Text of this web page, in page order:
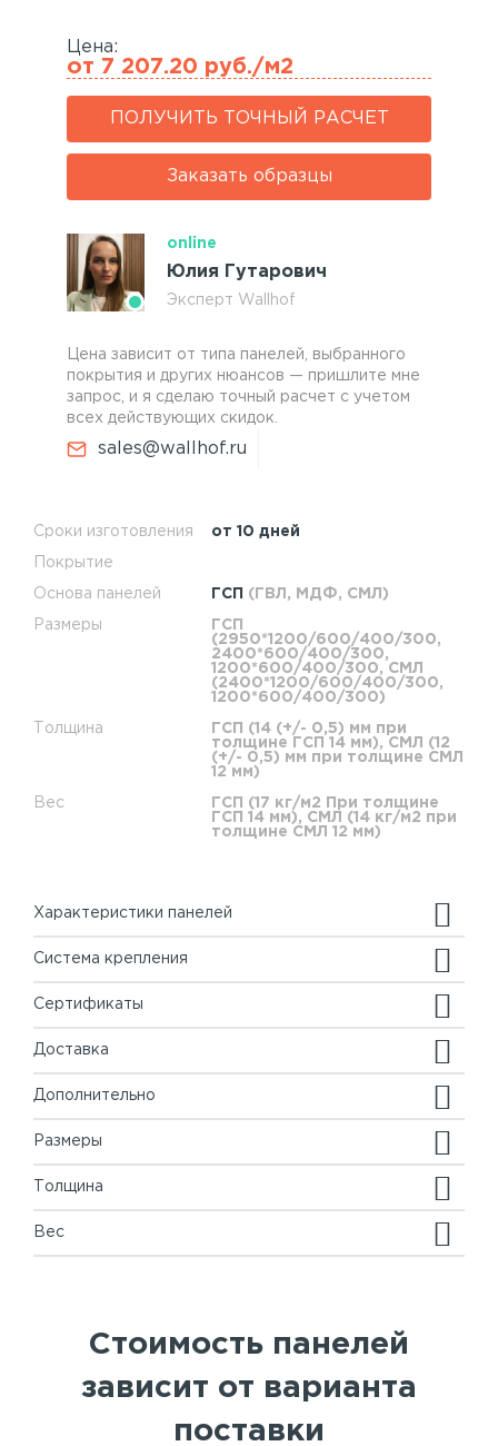
Сроки изготовления от 10 дней
Покрытие
Основа панелей ГСП (ГВЛ, МДФ, СМЛ)
Размеры
ГСП
(2950*1200/600/400/300,
2400*600/400/300,
1200*600/400/300, СМЛ
(2400*1200/600/400/300,
1200*600/400/300)
Толщина
ГСП (14 (+/- 0,5) мм при
толщине ГСП 14 мм), СМЛ (12
(+/- 0,5) мм при толщине СМЛ
12 мм)
Вес
ГСП (17 кг/м2 При толщине
ГСП 14 мм), СМЛ (14 кг/м2 при
толщине СМЛ 12 мм)
Цена:
от 7 207.20 руб./м2
ПОЛУЧИТЬ ТОЧНЫЙ РАСЧЕТ
Заказать образцы
online
Юлия Гутарович
Эксперт Wallhof
Цена зависит от типа панелей, выбранного
покрытия и других нюансов — пришлите мне
запрос, и я сделаю точный расчет с учетом
всех действующих скидок.
sales@wallhof.ru
Характеристики панелей
Система крепления
Сертификаты
Доставка
Дополнительно
Размеры
Толщина
Вес
Стоимость панелей
зависит от варианта
поставки